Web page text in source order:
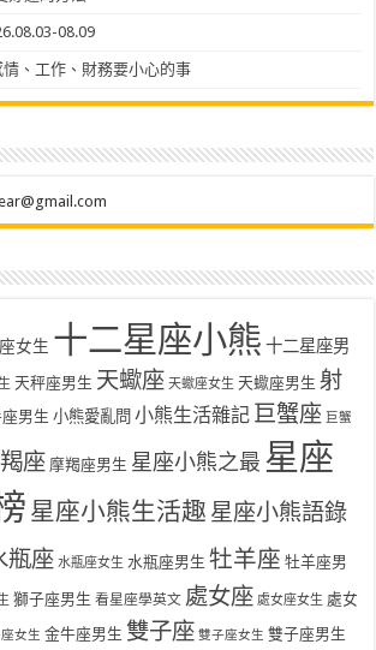
08.09
、工作、財務要小心的事
女生 十二星座小熊 十二星座男
天秤座男生 天蠍座 天蠍座女生 天蠍座男生 射
男生 小熊愛亂問 小熊生活雜記 巨蟹座 巨蟹
座 摩羯座男生 星座小熊之最 星座
星座小熊生活趣 星座小熊語錄
瓶座 水瓶座女生 水瓶座男生 牡羊座 牡羊座男
獅子座男生 看星座學英文 處女座 處女座女生 處女
女生 金牛座男生 雙子座 雙子座女生 雙子座男生